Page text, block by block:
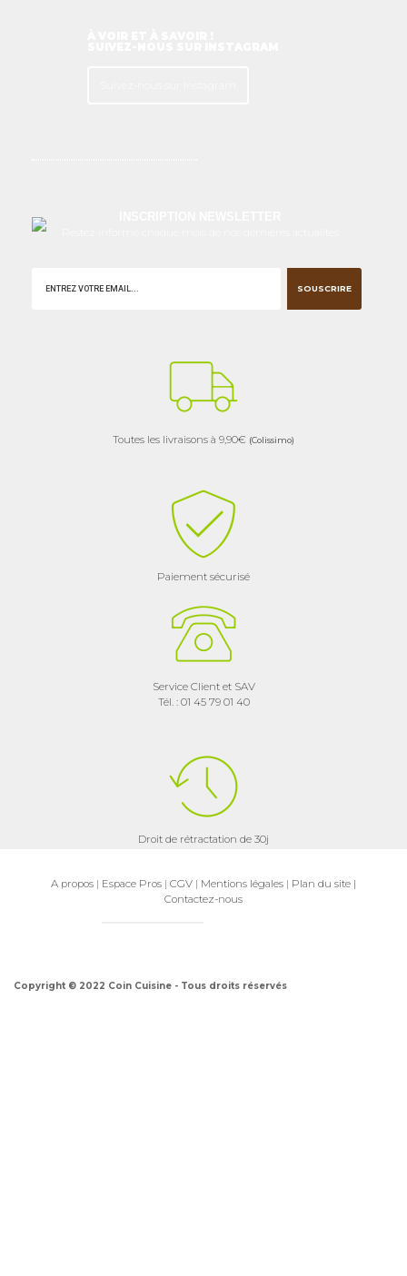
SOUSCRIRE
Toutes les livraisons à 9,90€ (Colissimo)
Paiement sécurisé
Service Client et SAV
Tél. : 01 45 79 01 40
Droit de rétractation de 30j
A propos | Espace Pros | CGV | Mentions légales | Plan du site |
Contactez-nous
Copyright © 2022 Coin Cuisine - Tous droits réservés